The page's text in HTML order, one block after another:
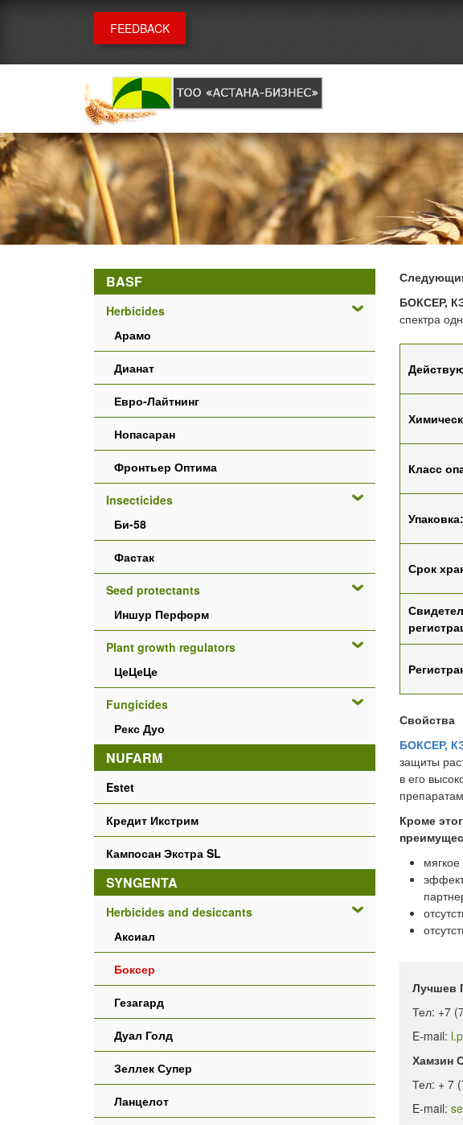
FEEDBACK
BASF
Herbicides
Арамо
Дианат
Евро-Лайтнинг
Нопасаран
Фронтьер Оптима
Insecticides
Би-58
Фастак
Seed protectants
Иншур Перформ
Plant growth regulators
ЦеЦеЦе
Fungicides
Рекс Дуо
NUFARM
Estet
Кредит Икстрим
Кампосан Экстра SL
SYNGENTA
Herbicides and desiccants
Аксиал
Боксер
Гезагард
Дуал Голд
Зеллек Супер
Ланцелот
БОКСЕР,
спектра
Класс
Упаковка:
Срок
Свойства
БОКСЕР,
защиты
в его
Кроме
мягкое
Лучшев
Тел: +7
E-mail:
Хамзин
Тел: + 7
E-mail: